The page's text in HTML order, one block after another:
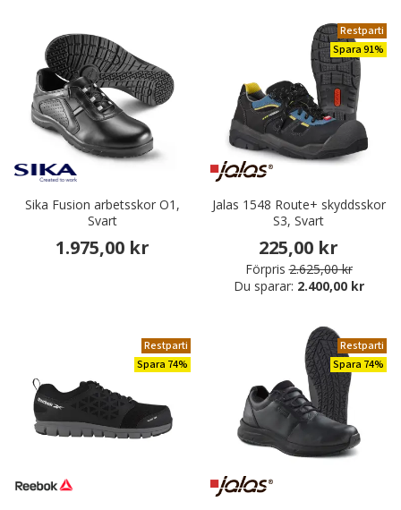
Sika Fusion arbetsskor O1,
Svart
1.975,00 kr
Restparti
Spara 91%
Jalas 1548 Route+ skyddsskor
S3, Svart
225,00 kr
Förpris 2.625,00 kr
Du sparar: 2.400,00 kr
Restparti
Spara 74%
Restparti
Spara 74%